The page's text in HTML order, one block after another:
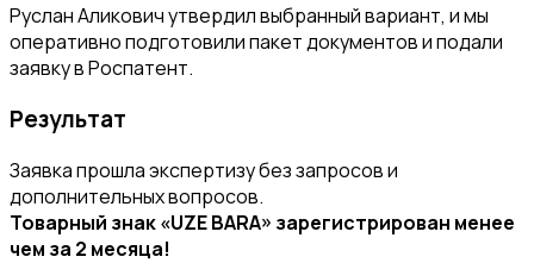
Руслан Аликович утвердил выбранный вариант, и мы
оперативно подготовили пакет документов и подали
заявку в Роспатент.
Результат
Заявка прошла экспертизу без запросов и
дополнительных вопросов.
Товарный знак «UZE BARA» зарегистрирован менее
чем за 2 месяца!